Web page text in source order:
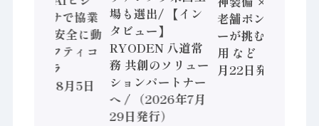
ョンセンサで協業
/ IDEC、安全に動
かすセーフティコ
ントローラ
（2026年8月5日
場も選出/ 【イン
タビュー】
RYODEN 八道常
務 共創のソリュー
ションパートナー
へ / （2026年7月
29日発行）
老舗ポンプメーカ
ーが挑むデータ活
用 など（2026年7
月22日発行）